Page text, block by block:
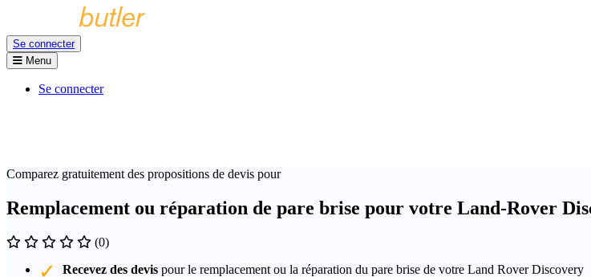
Se connecter
Menu
Se connecter
Comparez gratuitement des propositions de devis pour
Remplacement ou réparation de pare brise pour votre Land-Rover
(0)
Recevez des devis pour le remplacement ou la réparation du pare brise de votre Land Rover Discovery